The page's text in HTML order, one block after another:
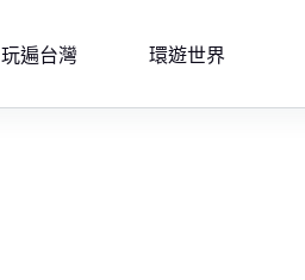
玩遍台灣 環遊世界